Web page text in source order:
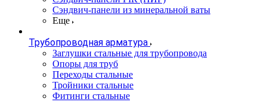
Сэндвич-панели из минеральной ваты
Еще
Трубопроводная арматура
Заглушки стальные для трубопровода
Опоры для труб
Переходы стальные
Тройники стальные
Фитинги стальные